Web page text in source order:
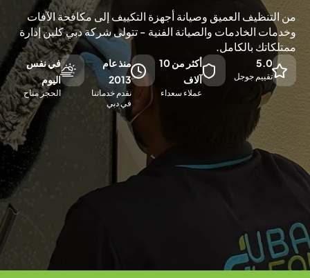
العميق وصيانة أجهزة التكييف إلى مكافحة الآفات
الخادمات والصيانة الفنية - تتولى شركة دبي كلين إدارة
بالكامل.
جوجل
أكثر من 10
آلاف
عملاء سعداء
منذ عام
2013
نقدم خدماتنا
في دبي
في نفس
اليوم
الحجز متاح